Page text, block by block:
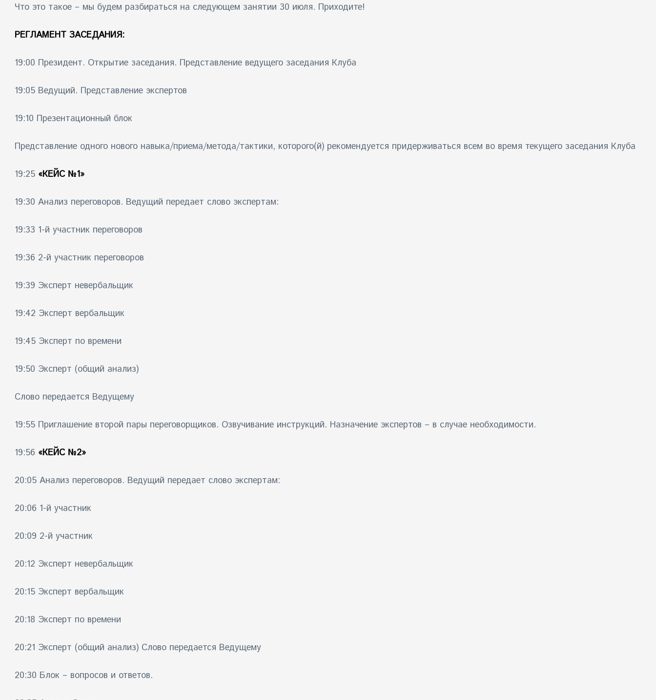
Что это такое – мы будем разбираться на следующем занятии 30 июля. Приходите!
РЕГЛАМЕНТ ЗАСЕДАНИЯ:
19:00 Президент. Открытие заседания. Представление ведущего заседания Клуба
19:05 Ведущий. Представление экспертов
19:10 Презентационный блок
Представление одного нового навыка/приема/метода/тактики, которого(й) рекомендуется придерживаться всем во время текущего заседания Клуба
19:25 «КЕЙС №1»
19:30 Анализ переговоров. Ведущий передает слово экспертам:
19:33 1-й участник переговоров
19:36 2-й участник переговоров
19:39 Эксперт невербальщик
19:42 Эксперт вербальщик
19:45 Эксперт по времени
19:50 Эксперт (общий анализ)
Слово передается Ведущему
19:55 Приглашение второй пары переговорщиков. Озвучивание инструкций. Назначение экспертов – в случае необходимости.
19:56 «КЕЙС №2»
20:05 Анализ переговоров. Ведущий передает слово экспертам:
20:06 1-й участник
20:09 2-й участник
20:12 Эксперт невербальщик
20:15 Эксперт вербальщик
20:18 Эксперт по времени
20:21 Эксперт (общий анализ) Слово передается Ведущему
20:30 Блок – вопросов и ответов.